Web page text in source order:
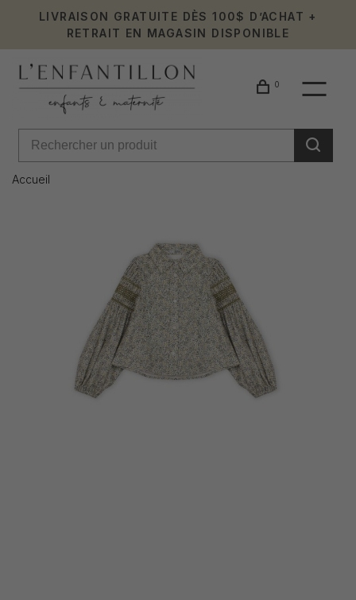
LIVRAISON GRATUITE DÈS 100$ D’ACHAT +
RETRAIT EN MAGASIN DISPONIBLE
0
Accueil